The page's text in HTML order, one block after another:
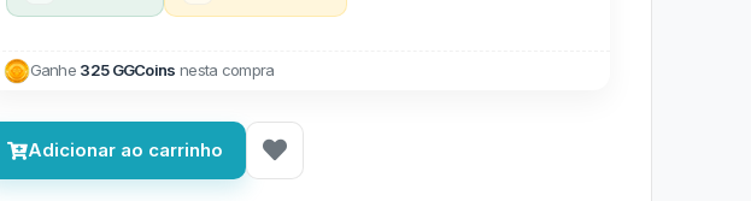
Ganhe 325 GGCoins nesta compra
Adicionar ao carrinho